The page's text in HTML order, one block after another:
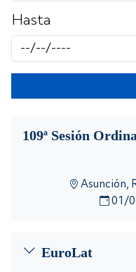
Hasta
109ª Sesión
Asunción,
01/
EuroLat